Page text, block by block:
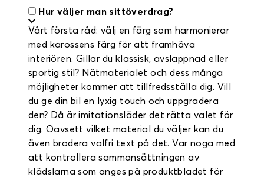
Hur väljer man sittöverdrag?
Vårt första råd: välj en färg som harmonierar
med karossens färg för att framhäva
interiören. Gillar du klassisk, avslappnad eller
sportig stil? Nätmaterialet och dess många
möjligheter kommer att tillfredsställa dig. Vill
du ge din bil en lyxig touch och uppgradera
den? Då är imitationsläder det rätta valet för
dig. Oavsett vilket material du väljer kan du
även brodera valfri text på det. Var noga med
att kontrollera sammansättningen av
klädslarna som anges på produktbladet för